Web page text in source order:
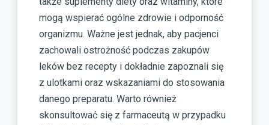
mogą wspierać ogólne zdrowie i odporność
organizmu. Ważne jest jednak, aby pacjenci
zachowali ostrożność podczas zakupów
leków bez recepty i dokładnie zapoznali się
z ulotkami oraz wskazaniami do stosowania
danego preparatu. Warto również
skonsultować się z farmaceutą w przypadku